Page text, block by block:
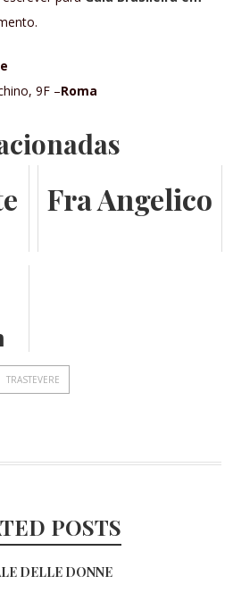
9F –Roma
Fra Angelico
TRASTEVERE
POSTS
DELLE DONNE